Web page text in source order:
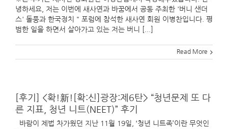
녕하세요, 저는 이번에 새사연과 바꿈에서 공동 주최한 '버니 샌더
스' 돌풍과 한국정치 " 포럼에 참석한 새사연 회원 이병찬입니다. 평
범한 일을 하면서 살아가고 있는 저는 버니 [...]
Read More
[후기] <확!新![확:신]광장:제6탄> “청년문제 또 다
른 지표, 청년 니트(NEET)” 후기
바람이 제법 차가웠던 지난 11월 19일, ‘청년 니트족’이란 무엇인